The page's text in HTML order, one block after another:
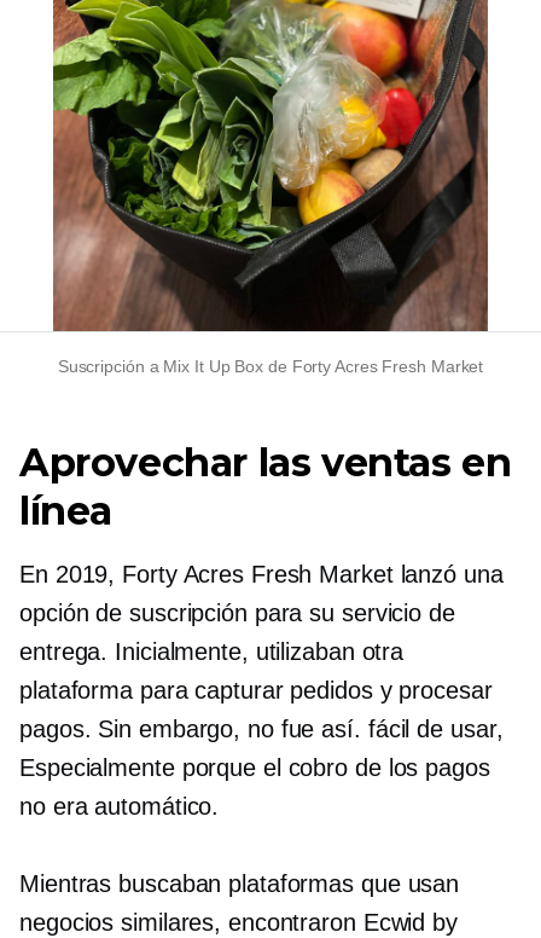
Suscripción a Mix It Up Box de Forty Acres Fresh Market
Aprovechar las ventas en
línea
En 2019, Forty Acres Fresh Market lanzó una
opción de suscripción para su servicio de
entrega. Inicialmente, utilizaban otra
plataforma para capturar pedidos y procesar
pagos. Sin embargo, no fue así. fácil de usar,
Especialmente porque el cobro de los pagos
no era automático.
Mientras buscaban plataformas que usan
negocios similares, encontraron Ecwid by